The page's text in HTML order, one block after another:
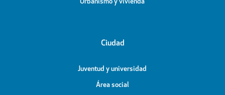
Urbanismo y vivienda
Ciudad
Juventud y universidad
Área social